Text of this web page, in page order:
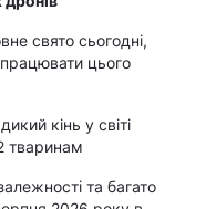
свято сьогодні,
цього
кінь у світі
тваринам
та багато